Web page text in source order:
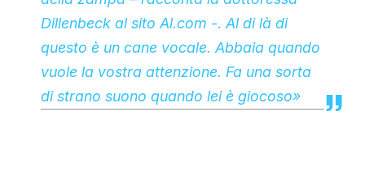
Dillenbeck al sito Al.com -. Al di là di
questo è un cane vocale. Abbaia quando
vuole la vostra attenzione. Fa una sorta
di strano suono quando lei è giocoso»